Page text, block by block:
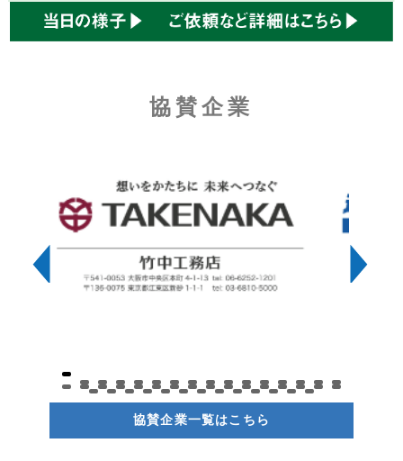
協賛企業
協賛企業一覧はこちら